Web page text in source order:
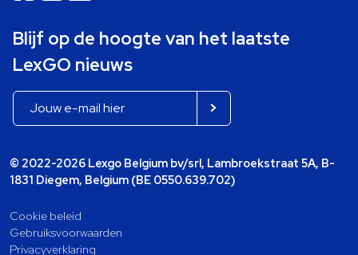
Blijf op de hoogte van het laatste
LexGO nieuws
© 2022-2026 Lexgo Belgium bv/srl, Lambroekstraat 5A, B-
1831 Diegem, Belgium (BE 0550.639.702)
Cookie beleid
Gebruiksvoorwaarden
Privacyverklaring